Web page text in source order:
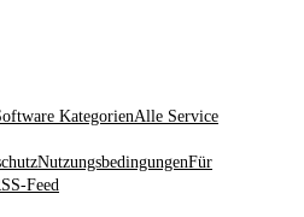
KategorienAlle Service
NutzungsbedingungenFür
Feed